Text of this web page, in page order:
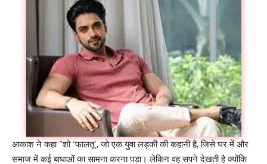
आकाश ने कहा “शो ‘फालतू’, जो एक युवा लड़की की कहानी है, जिसे घर में और
समाज में कई बाधाओं का सामना करना पड़ा। लेकिन वह सपने देखती है क्योंकि